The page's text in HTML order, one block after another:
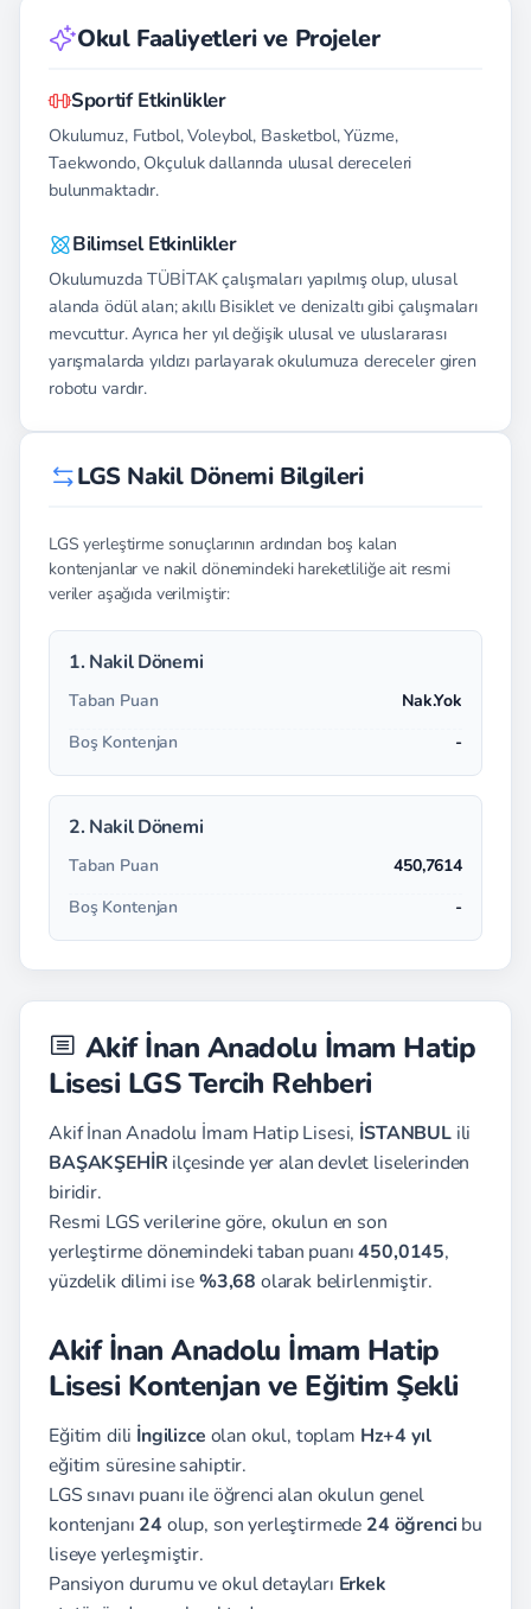
Okul Faaliyetleri ve Projeler
Sportif Etkinlikler
Okulumuz, Futbol, Voleybol, Basketbol, Yüzme,
Taekwondo, Okçuluk dallarında ulusal dereceleri
bulunmaktadır.
Bilimsel Etkinlikler
Okulumuzda TÜBİTAK çalışmaları yapılmış olup, ulusal
alanda ödül alan; akıllı Bisiklet ve denizaltı gibi çalışmaları
mevcuttur. Ayrıca her yıl değişik ulusal ve uluslararası
yarışmalarda yıldızı parlayarak okulumuza dereceler giren
robotu vardır.
LGS Nakil Dönemi Bilgileri
LGS yerleştirme sonuçlarının ardından boş kalan
kontenjanlar ve nakil dönemindeki hareketliliğe ait resmi
veriler aşağıda verilmiştir:
1. Nakil Dönemi
Taban Puan
Nak.Yok
Boş Kontenjan
-
2. Nakil Dönemi
Taban Puan
450,7614
Boş Kontenjan
-
Akif İnan Anadolu İmam Hatip
Lisesi LGS Tercih Rehberi
Akif İnan Anadolu İmam Hatip Lisesi, İSTANBULili
BAŞAKŞEHİR ilçesinde yer alan devlet liselerinden
biridir.
Resmi LGS verilerine göre, okulun en son
yerleştirme dönemindeki taban puanı450,0145,
yüzdelik dilimi ise%3,68 olarak belirlenmiştir.
Akif İnan Anadolu İmam Hatip
Lisesi Kontenjan ve Eğitim Şekli
Eğitim dili İngilizce olan okul, toplam Hz+4 yıl
eğitim süresine sahiptir.
LGS sınavı puanı ile öğrenci alan okulun genel
kontenjanı 24 olup, son yerleştirmede 24 öğrenci bu
liseye yerleşmiştir.
Pansiyon durumu ve okul detayları Erkek